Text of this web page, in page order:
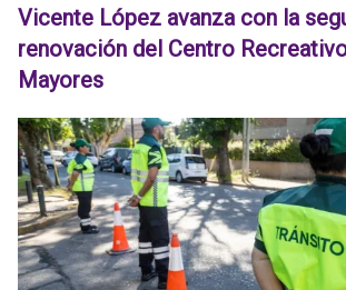
Vicente López avanza con la
renovación del Centro
Mayores